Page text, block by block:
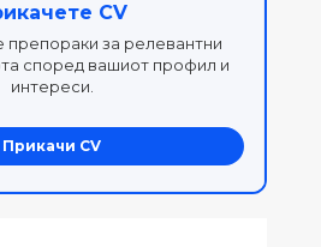
CV
препораки за релевантни
според вашиот профил и
интереси.
Прикачи CV